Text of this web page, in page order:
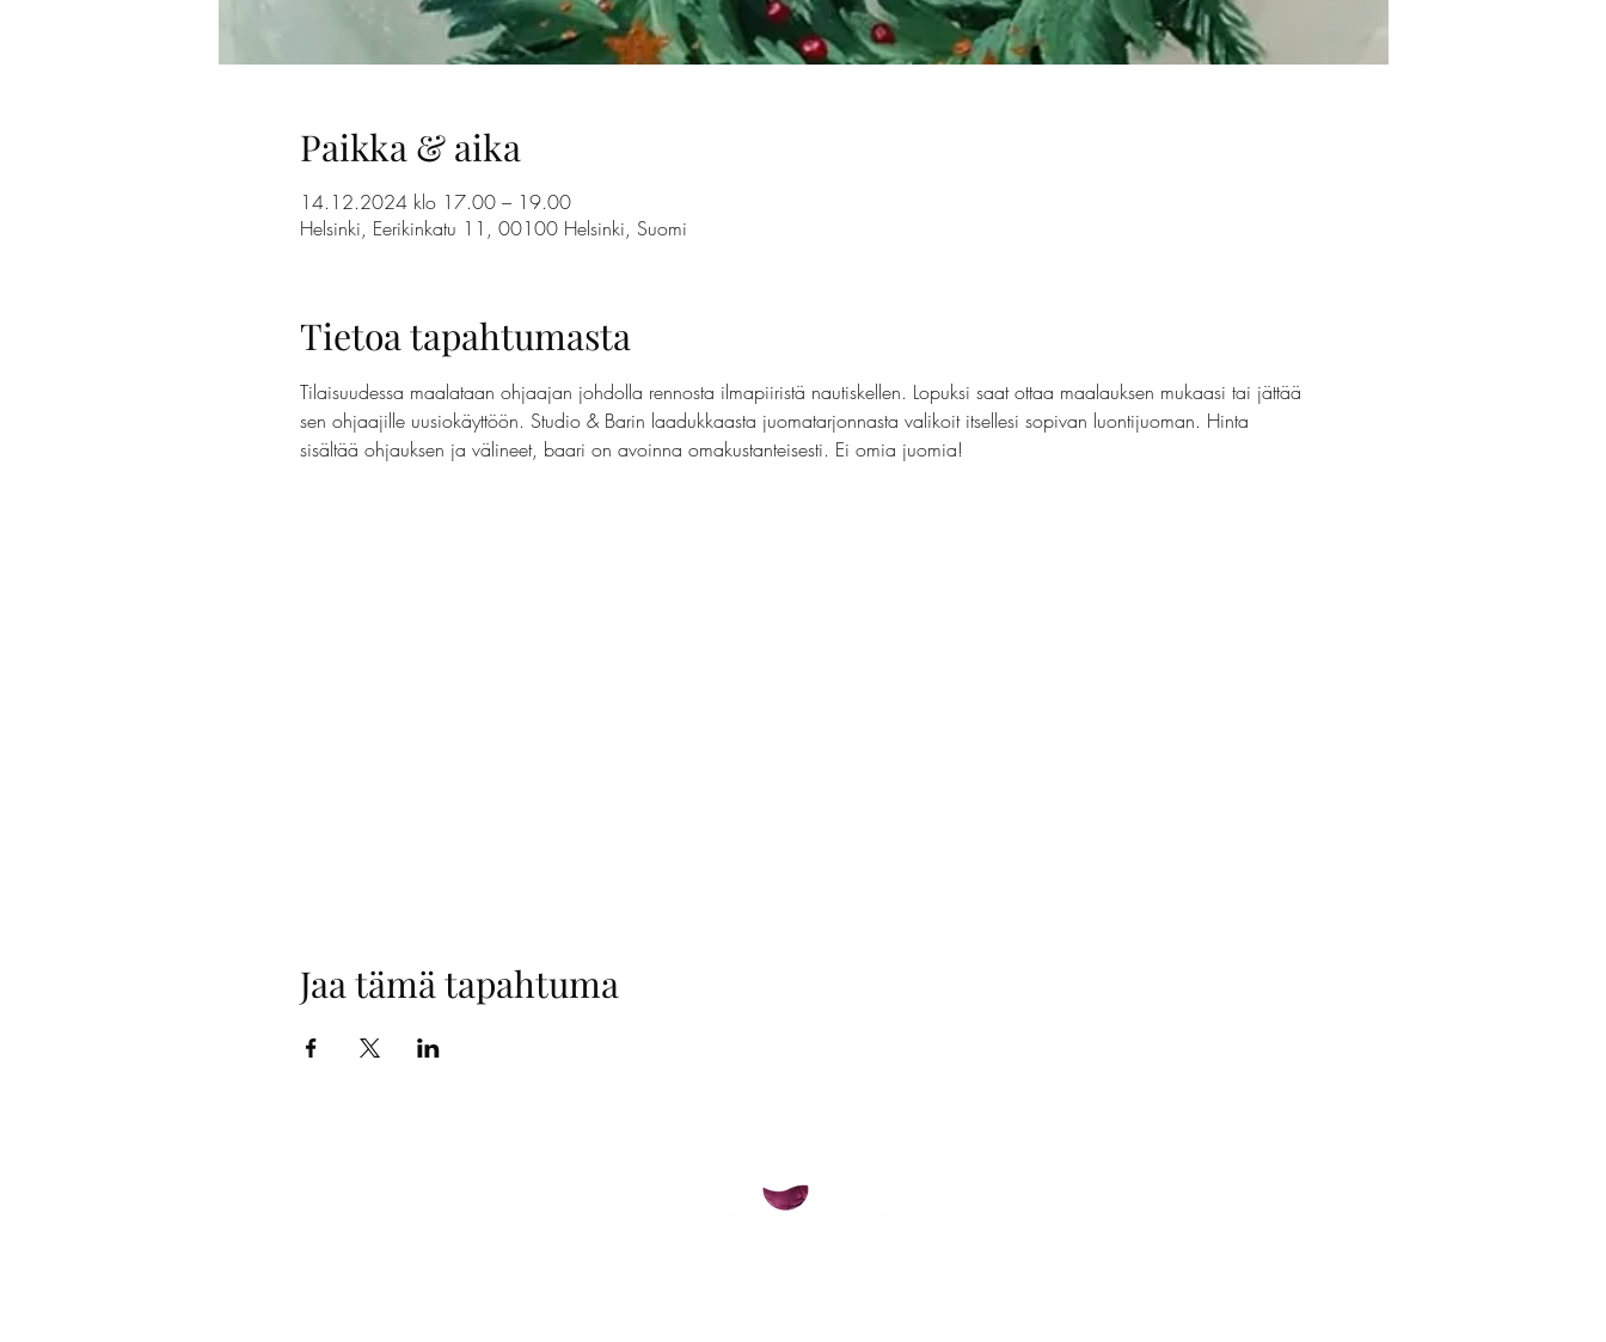
Paikka & aika
14.12.2024 klo 17.00 – 19.00
Helsinki, Eerikinkatu 11, 00100 Helsinki, Suomi
Tietoa tapahtumasta
Tilaisuudessa maalataan ohjaajan johdolla rennosta ilmapiiristä nautiskellen. Lopuksi saat ottaa maalauksen mukaasi tai jättää
sen ohjaajille uusiokäyttöön. Studio & Barin laadukkaasta juomatarjonnasta valikoit itsellesi sopivan luontijuoman. Hinta
sisältää ohjauksen ja välineet, baari on avoinna omakustanteisesti. Ei omia juomia!
Jaa tämä tapahtuma